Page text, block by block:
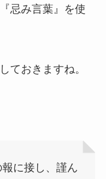
忌み言葉』を使
ておきますね。
に接し、謹ん